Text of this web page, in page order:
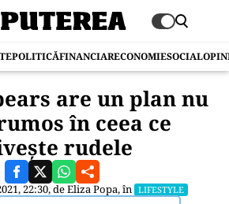
POLITICĂFINANCIARECONOMIESOCIAL
are un plan nu
în ceea ce
rudele
22:30, deEliza Popa, în LIFESTYLE